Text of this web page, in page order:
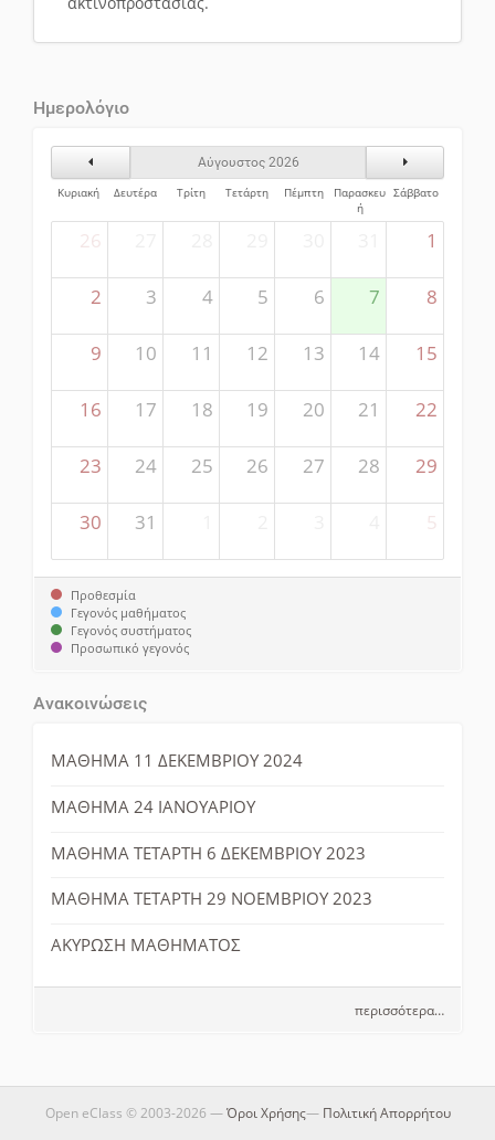
Ημερολόγιο
Προηγούμενος ΜήναςΑύγουστος 2026
Επόμενος
Κυριακή
Δευτέρα Τρίτη Τετάρτη Πέμπτη
Παρασκευ
ή
Σάββατο
26 1
2 3 4 5 6 7 8
9 10 11 12 13 14 15
16 17 18 19 20 21 22
23 24 25 26 27 28 29
30 31 5
Προθεσμία
Γεγονός μαθήματος
Γεγονός συστήματος
Προσωπικό γεγονός
Ανακοινώσεις
ΜΑΘΗΜΑ 11 ΔΕΚΕΜΒΡΙΟΥ 2024
ΜΑΘΗΜΑ 24 ΙΑΝΟΥΑΡΙΟΥ
ΜΑΘΗΜΑ ΤΕΤΑΡΤΗ 6 ΔΕΚΕΜΒΡΙΟΥ 2023
ΜΑΘΗΜΑ ΤΕΤΑΡΤΗ 29 ΝΟΕΜΒΡΙΟΥ 2023
ΑΚΥΡΩΣΗ ΜΑΘΗΜΑΤΟΣ
περισσότερα…
Open eClass © 2003-2026 —Όροι Χρήσης— Πολιτική Απορρήτου